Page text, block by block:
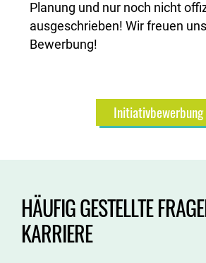
Planung und nur noch nicht
ausgeschrieben! Wir freuen
Bewerbung!
Initiativbewerbung
HÄUFIG GESTELLTE
KARRIERE